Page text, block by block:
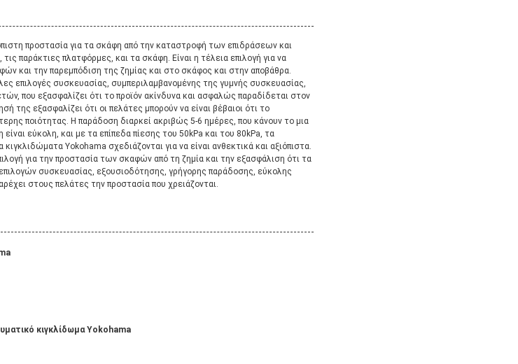
προστασία για τα σκάφη από την καταστροφή των επιδράσεων και
παράκτιες πλατφόρμες, και τα σκάφη. Είναι η τέλεια επιλογή για να
και την παρεμπόδιση της ζημίας και στο σκάφος και στην αποβάθρα.
επιλογές συσκευασίας, συμπεριλαμβανομένης της γυμνής συσκευασίας,
που εξασφαλίζει ότι το προϊόν ακίνδυνα και ασφαλώς παραδίδεται στον
εξασφαλίζει ότι οι πελάτες μπορούν να είναι βέβαιοι ότι το
ποιότητας. Η παράδοση διαρκεί ακριβώς 5-6 ημέρες, που κάνουν το μια
εύκολη, και με τα επίπεδα πίεσης του 50kPa και του 80kPa, τα
Yokohama σχεδιάζονται για να είναι ανθεκτικά και αξιόπιστα.
για την προστασία των σκαφών από τη ζημία και την εξασφάλιση ότι τα
συσκευασίας, εξουσιοδότησης, γρήγορης παράδοσης, εύκολης
στους πελάτες την προστασία που χρειάζονται.
κιγκλίδωμα Yokohama